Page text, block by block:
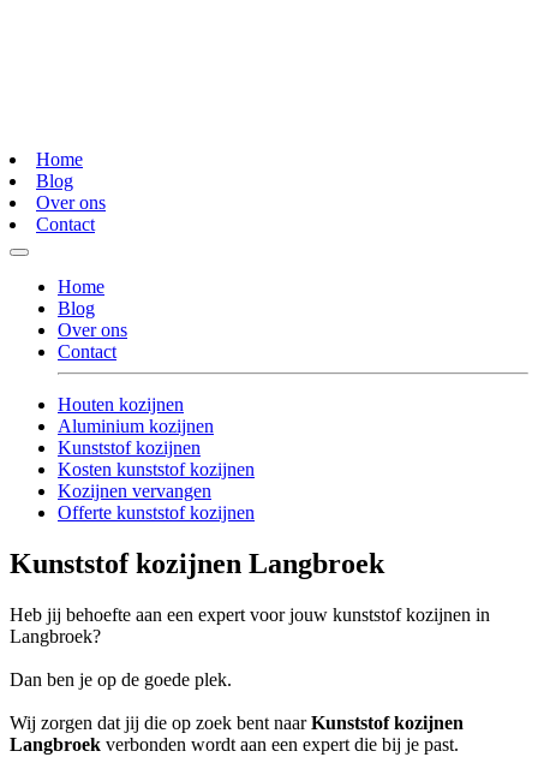
Home
Blog
Over ons
Contact
Home
Blog
Over ons
Contact
Houten kozijnen
Aluminium kozijnen
Kunststof kozijnen
Kosten kunststof kozijnen
Kozijnen vervangen
Offerte kunststof kozijnen
Kunststof kozijnen Langbroek
Heb jij behoefte aan een expert voor jouw kunststof kozijnen in
Langbroek?
Dan ben je op de goede plek.
Wij zorgen dat jij die op zoek bent naarKunststof kozijnen
Langbroek verbonden wordt aan een expert die bij je past.